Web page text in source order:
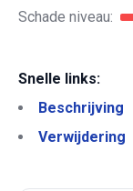
Schade niveau:
Snelle links:
Beschrijving
Verwijdering